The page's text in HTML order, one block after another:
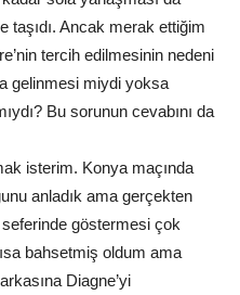
taşıdı. Ancak merak ettiğim
tercih edilmesinin nedeni
gelinmesi miydi yoksa
Bu sorunun cevabını da
isterim. Konya maçında
anladık ama gerçekten
göstermesi çok
bahsetmiş oldum ama
Diagne’yi